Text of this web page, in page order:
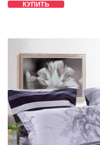
КУПИТЬ